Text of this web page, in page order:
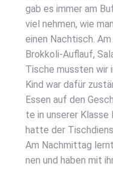
gab es immer am
viel neh­men, wie
einen Nach­tisch.
Brok­ko­li-Auf­lauf,
Tische muss­ten wir
Kind war dafür
Essen auf den
te in unse­rer
hat­te der
Am Nach­mit­tag
nen und haben mit